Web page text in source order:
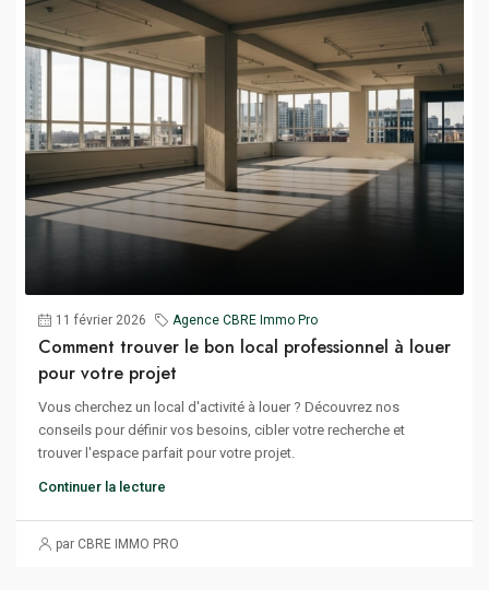
11 février 2026 Agence CBRE Immo Pro
Comment trouver le bon local professionnel à louer
pour votre projet
Vous cherchez un local d'activité à louer ? Découvrez nos
conseils pour définir vos besoins, cibler votre recherche et
trouver l'espace parfait pour votre projet.
Continuer la lecture
par CBRE IMMO PRO